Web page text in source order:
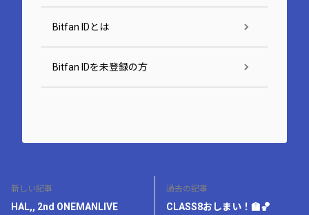
Bitfan IDとは
Bitfan IDを未登録の方
新しい記事
HAL,, 2nd ONEMANLIVE
過去の記事
CLASS8おしまい！🏫🏀